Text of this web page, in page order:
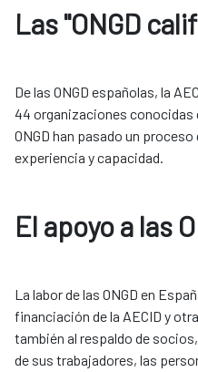
Las "ONGD
De las ONGD españolas, la
44 organizaciones conocidas
ONGD han pasado un
experiencia y capacidad.
El apoyo a las
La labor de las ONGD en
financiación de la AECID y
también al respaldo de
de sus trabajadores, las